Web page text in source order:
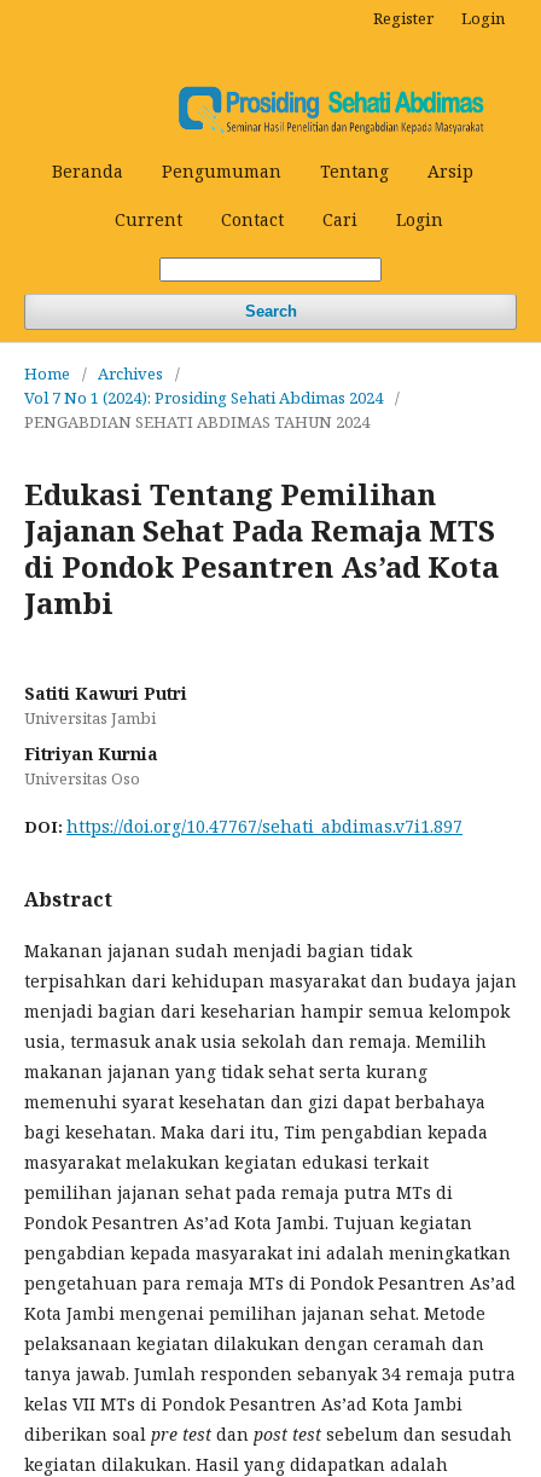
Beranda Pengumuman Tentang Arsip
Current Contact Cari Login
Search
Register Login
Home / Archives
/
Vol 7 No 1 (2024): Prosiding Sehati Abdimas 2024 /
PENGABDIAN SEHATI ABDIMAS TAHUN 2024
Edukasi Tentang Pemilihan
Jajanan Sehat Pada Remaja MTS
di Pondok Pesantren As’ad Kota
Jambi
Satiti Kawuri Putri
Universitas Jambi
Fitriyan Kurnia
Universitas Oso
DOI: https://doi.org/10.47767/sehati_abdimas.v7i1.897
Abstract
Makanan jajanan sudah menjadi bagian tidak
terpisahkan dari kehidupan masyarakat dan budaya jajan
menjadi bagian dari keseharian hampir semua kelompok
usia, termasuk anak usia sekolah dan remaja. Memilih
makanan jajanan yang tidak sehat serta kurang
memenuhi syarat kesehatan dan gizi dapat berbahaya
bagi kesehatan. Maka dari itu, Tim pengabdian kepada
masyarakat melakukan kegiatan edukasi terkait
pemilihan jajanan sehat pada remaja putra MTs di
Pondok Pesantren As’ad Kota Jambi. Tujuan kegiatan
pengabdian kepada masyarakat ini adalah meningkatkan
pengetahuan para remaja MTs di Pondok Pesantren As’ad
Kota Jambi mengenai pemilihan jajanan sehat. Metode
pelaksanaan kegiatan dilakukan dengan ceramah dan
tanya jawab. Jumlah responden sebanyak 34 remaja putra
kelas VII MTs di Pondok Pesantren As’ad Kota Jambi
diberikan soal pre test dan post test sebelum dan sesudah
kegiatan dilakukan. Hasil yang didapatkan adalah